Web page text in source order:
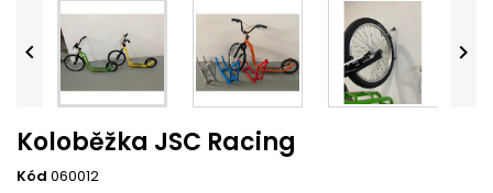
 
Koloběžka JSC Racing
Kód 060012